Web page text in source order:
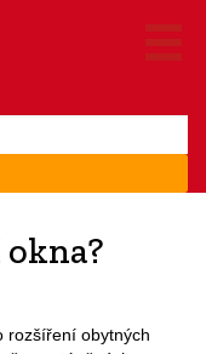
rozšíření obytných